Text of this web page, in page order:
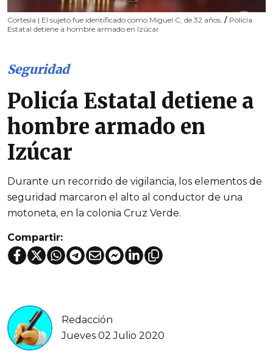
Cortesía | El sujeto fue identificado como Miguel C, de 32 años. / Policía
Estatal detiene a hombre armado en Izúcar
Seguridad
Policía Estatal detiene a
hombre armado en
Izúcar
Durante un recorrido de vigilancia, los elementos de
seguridad marcaron el alto al conductor de una
motoneta, en la colonia Cruz Verde.
Compartir:
Redacción
Jueves 02 Julio 2020